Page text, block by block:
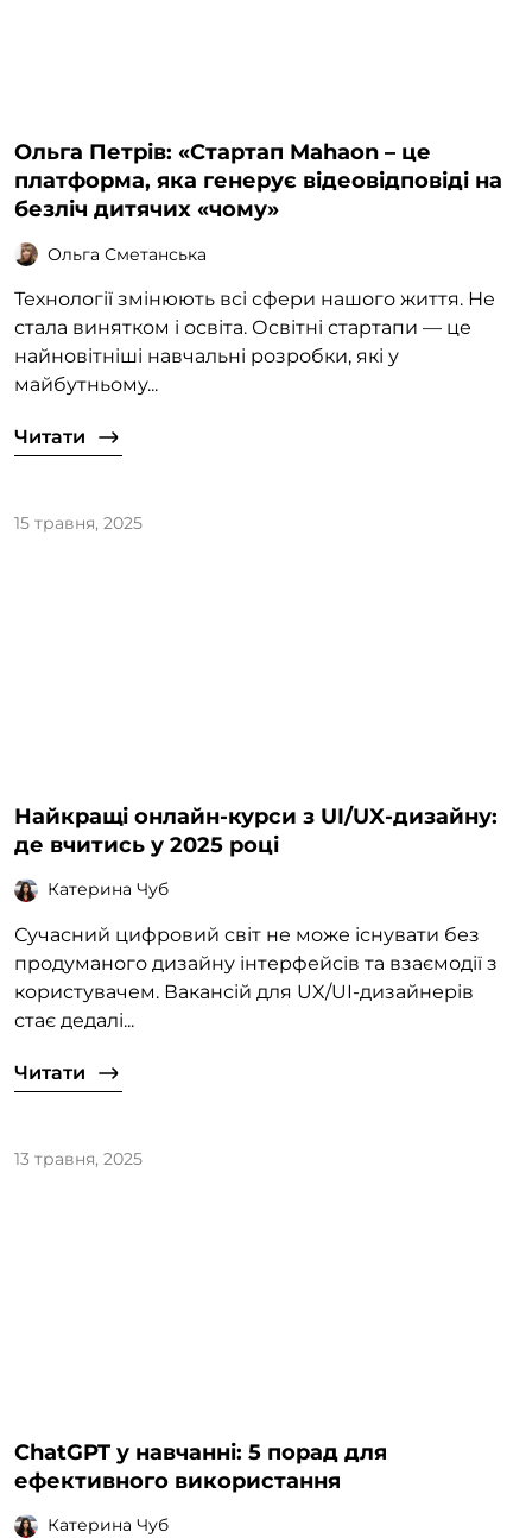
Ольга Петрів: «Стартап Mahaon – це
платформа, яка генерує відеовідповіді на
безліч дитячих «чому»
Ольга Сметанська
Технології змінюють всі сфери нашого життя. Не
стала винятком і освіта. Освітні стартапи — це
найновітніші навчальні розробки, які у
майбутньому...
Читати
15 травня, 2025
Найкращі онлайн-курси з UI/UX-дизайну:
де вчитись у 2025 році
Катерина Чуб
Сучасний цифровий світ не може існувати без
продуманого дизайну інтерфейсів та взаємодії з
користувачем. Вакансій для UX/UI-дизайнерів
стає дедалі...
Читати
13 травня, 2025
ChatGPT у навчанні: 5 порад для
ефективного використання
Катерина Чуб